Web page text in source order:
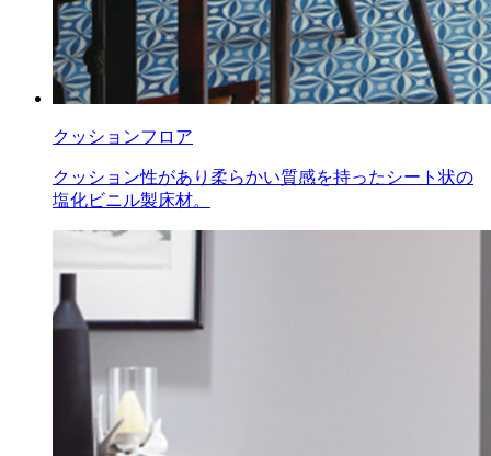
クッションフロア
クッション性があり柔らかい質感を持ったシート状の
塩化ビニル製床材。